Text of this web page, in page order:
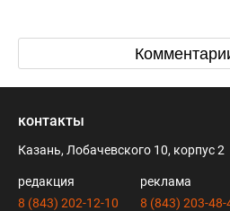
контакты
Казань, Лобачевского 10, корпус 2
редакция
8 (843) 202-12-10
реклама
8 (843) 203-48-